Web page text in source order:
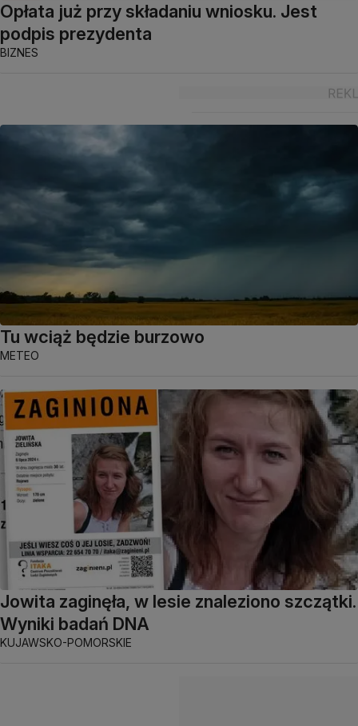
Opłata już przy składaniu wniosku. Jest
podpis prezydenta
BIZNES
Tu wciąż będzie burzowo
METEO
Jowita zaginęła, w lesie znaleziono szczątki.
Wyniki badań DNA
KUJAWSKO-POMORSKIE